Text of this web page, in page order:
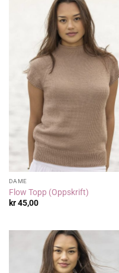
DAME
Flow Topp (Oppskrift)
kr45,00